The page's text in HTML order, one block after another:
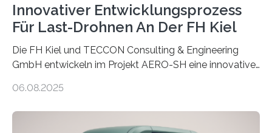
Innovativer Entwicklungsprozess
Für Last-Drohnen An Der FH Kiel
Die FH Kiel und TECCON Consulting & Engineering
GmbH entwickeln im Projekt AERO-SH eine innovative,
zu 100 kg Nutzlast. Ein softwarebasierter,
06.08.2025